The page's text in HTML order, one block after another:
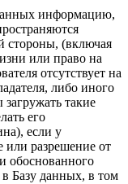
информацию,
стороны, (включая
или право на
отсутствует на
либо иного
такие
его
если у
или разрешение от
обоснованного
в Базу данных, в том